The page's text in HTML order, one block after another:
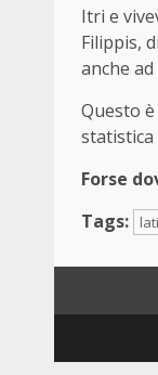
Itri e
Filippis,
anche
Questo
statistica
Forse
Tags: